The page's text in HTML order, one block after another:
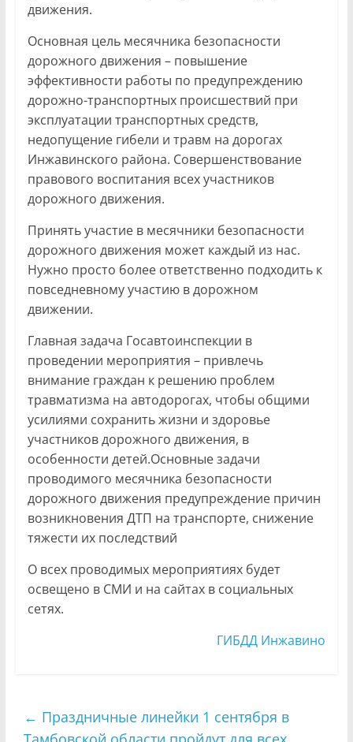
движения.
Основная цель месячника безопасности
дорожного движения – повышение
эффективности работы по предупреждению
дорожно-транспортных происшествий при
эксплуатации транспортных средств,
недопущение гибели и травм на дорогах
Инжавинского района. Совершенствование
правового воспитания всех участников
дорожного движения.
Принять участие в месячники безопасности
дорожного движения может каждый из нас.
Нужно просто более ответственно подходить к
повседневному участию в дорожном
движении.
Главная задача Госавтоинспекции в
проведении мероприятия – привлечь
внимание граждан к решению проблем
травматизма на автодорогах, чтобы общими
усилиями сохранить жизни и здоровье
участников дорожного движения, в
особенности детей.Основные задачи
проводимого месячника безопасности
дорожного движения предупреждение причин
возникновения ДТП на транспорте, снижение
тяжести их последствий
О всех проводимых мероприятиях будет
освещено в СМИ и на сайтах в социальных
сетях.
ГИБДД Инжавино
← Праздничные линейки 1 сентября в